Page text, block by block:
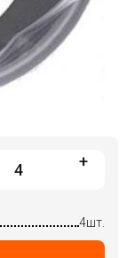
+
4шт.